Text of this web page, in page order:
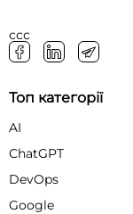
ссс
Топ категорії
AI
ChatGPT
DevOps
Google